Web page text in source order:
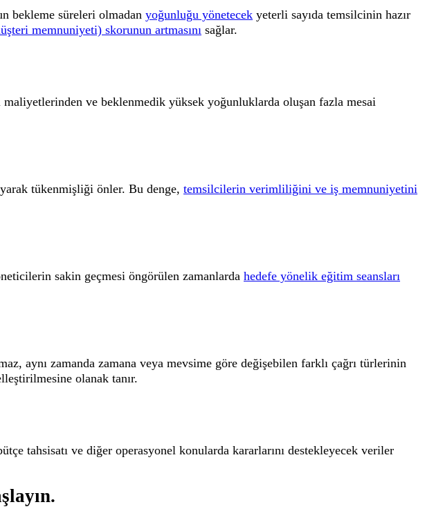
bekleme süreleri olmadan yoğunluğu yönetecek yeterli sayıda temsilcinin hazır
memnuniyeti) skorunun artmasını sağlar.
ve beklenmedik yüksek yoğunluklarda oluşan fazla mesai
tükenmişliği önler. Bu denge, temsilcilerin verimliliğini ve iş memnuniyetini
sakin geçmesi öngörülen zamanlarda hedefe yönelik eğitim seansları
aynı zamanda zamana veya mevsime göre değişebilen farklı çağrı türlerinin
olanak tanır.
tahsisatı ve diğer operasyonel konularda kararlarını destekleyecek veriler